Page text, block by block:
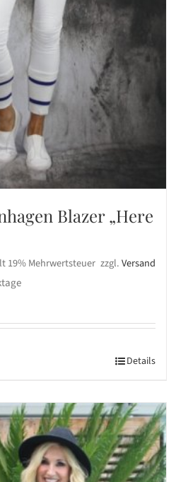
Blazer „Here
19% Mehrwertsteuer zzgl.Versand
Details